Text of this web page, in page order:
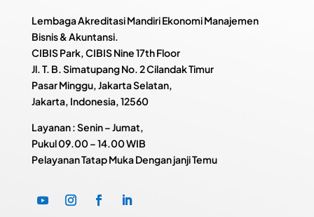
Lembaga Akreditasi Mandiri Ekonomi Manajemen
Bisnis & Akuntansi.
CIBIS Park, CIBIS Nine 17th Floor
Jl. T. B. Simatupang No. 2 Cilandak Timur
Pasar Minggu, Jakarta Selatan,
Jakarta, Indonesia, 12560
Layanan : Senin – Jumat,
Pukul09.00 – 14.00 WIB
Pelayanan Tatap Muka Dengan janji Temu